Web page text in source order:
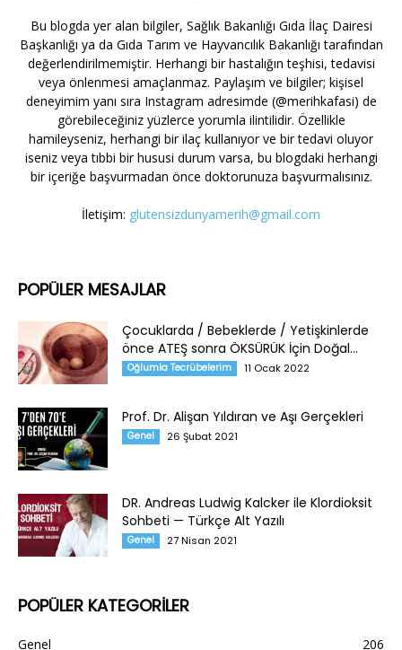
Bu blogda yer alan bilgiler, Sağlık Bakanlığı Gıda İlaç Dairesi
Başkanlığı ya da Gıda Tarım ve Hayvancılık Bakanlığı tarafından
değerlendirilmemiştir. Herhangi bir hastalığın teşhisi, tedavisi
veya önlenmesi amaçlanmaz. Paylaşım ve bilgiler; kişisel
deneyimim yanı sıra Instagram adresimde (@merihkafasi) de
görebileceğiniz yüzlerce yorumla ilintilidir. Özellikle
hamileyseniz, herhangi bir ilaç kullanıyor ve bir tedavi oluyor
iseniz veya tıbbi bir hususi durum varsa, bu blogdaki herhangi
bir içeriğe başvurmadan önce doktorunuza başvurmalısınız.
İletişim: glutensizdunyamerih@gmail.com
POPÜLER MESAJLAR
Çocuklarda / Bebeklerde / Yetişkinlerde
önce ATEŞ sonra ÖKSÜRÜK İçin Doğal...
Oğlumla Tecrübelerim 11 Ocak 2022
Prof. Dr. Alişan Yıldıran ve Aşı Gerçekleri
Genel 26 Şubat 2021
DR. Andreas Ludwig Kalcker ile Klordioksit
Sohbeti — Türkçe Alt Yazılı
Genel 27 Nisan 2021
POPÜLER KATEGORİLER
Genel 206